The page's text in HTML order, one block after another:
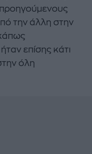
προηγούμενους
την άλλη στην
επίσης κάτι
όλη